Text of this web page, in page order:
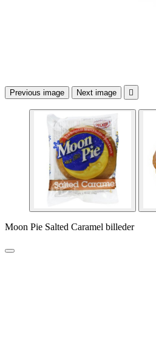
Previous image Next image 
Moon Pie Salted Caramel billeder